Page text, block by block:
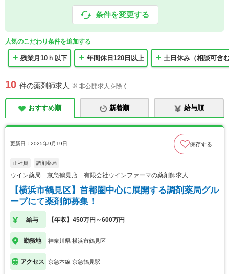
条件を変更する
人気のこだわり条件を追加する
残業月10ｈ以下 年間休日120日以上 土日休み（相談可含
10 件の薬剤師求人 ※ 非公開求人を除く
おすすめ順 新着順 給与順
更新日：2025年9月19日 保存する
正社員 調剤薬局
ウイン薬局 京急鶴見店 有限会社ウインファーマの薬剤師求人
【横浜市鶴見区】首都圏中心に展開する調剤薬局グル
ープにて薬剤師募集！
給与 【年収】450万円～600万円
勤務地 神奈川県 横浜市鶴見区
アクセス 京急本線 京急鶴見駅